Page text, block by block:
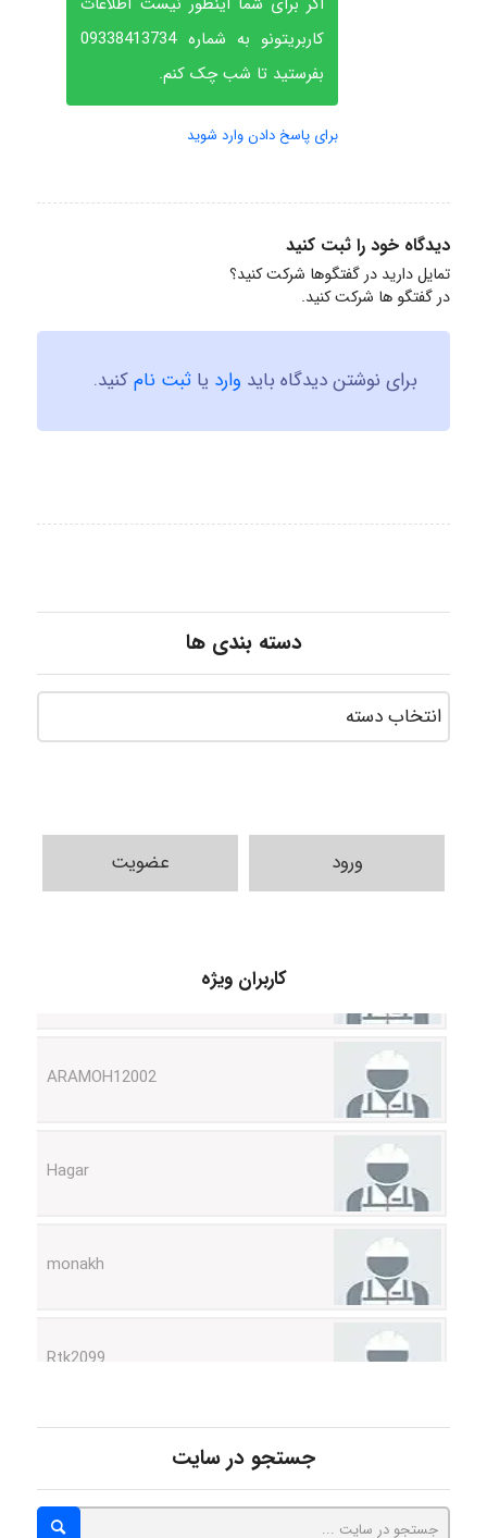
کاربریتونو به شماره 09338413734
بفرستید تا شب چک کنم.
برای پاسخ دادن وارد شوید
دیدگاه خود را ثبت کنید
تمایل دارید در گفتگوها شرکت کنید؟
در گفتگو ها شرکت کنید.
برای نوشتن دیدگاه باید وارد یا ثبت نامکنید.
دسته بندی ها
ورود عضویت
کاربران ویژه
ABOALFZAL ZAREI
جستجو در سایت